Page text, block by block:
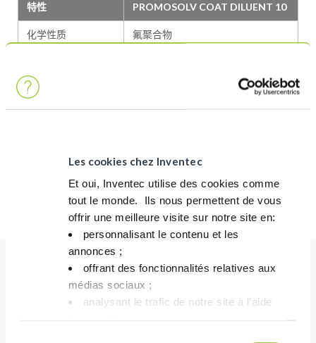
Les cookies chez Inventec
Et oui, Inventec utilise des cookies comme
tout le monde. ​ Ils nous permettent de vous
offrir une meilleure visite sur notre site en:​
personnalisant le contenu et les
annonces ;​
offrant des fonctionnalités relatives aux
médias sociaux ; ​
analysant le trafic de notre site à l’aide
特性 PROMOSOLV COAT DILUENT 10
化学性质 氟聚合物
密度 (g/cm³) @ 20°C
粘度 (cSt) ~1
适用于涂层聚合物，具有出色的流动和喷涂性能